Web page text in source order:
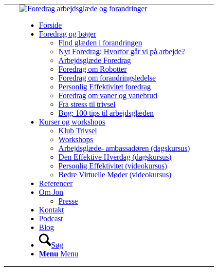
Forside
Foredrag og bøger
Find glæden i forandringen
Nyt Foredrag: Hvorfor går vi på arbejde?
Arbejdsglæde Foredrag
Foredrag om Robotter
Foredrag om forandringsledelse
Personlig Effektivitet foredrag
Foredrag om vaner og vanebrud
Fra stress til trivsel
Bog: 100 tips til arbejdsglæden
Kurser og workshops
Klub Trivsel
Workshops
Arbejdsglæde- ambassadøren (dagskursus)
Den Effektive Hverdag (dagskursus)
Personlig Effektivitet (videokursus)
Bedre Virtuelle Møder (videokursus)
Referencer
Om Jon
Presse
Kontakt
Podcast
Blog
Søg
Menu Menu